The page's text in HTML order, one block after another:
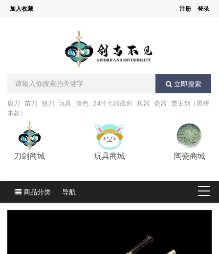
加入收藏 注册 登录
立即搜索
唐刀 苗刀 短刀 玩具 黄色 24寸七雄战剑 兵器 瓷器
楚王剑（黑檀
木款）
刀剑商城 玩具商城 陶瓷商城
商品分类 导航